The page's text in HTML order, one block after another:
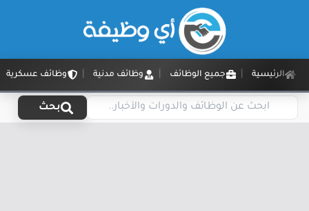
الرئيسية جميع الوظائف وظائف مدنية وظائف عسكرية
بحث